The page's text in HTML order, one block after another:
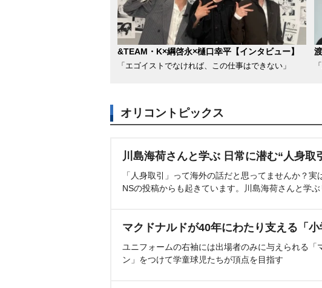
&TEAM・K×綱啓永×樋口幸平【インタビュー】
「エゴイストでなければ、この仕事はできない」
オリコントピックス
川島海荷さんと学ぶ 日常に潜む“人身取
「人身取引」って海外の話だと思ってませんか？
NSの投稿からも起きています。川島海荷さんと学ぶ
マクドナルドが40年にわたり支える「小
ユニフォームの右袖には出場者のみに与えられる「
ン」をつけて学童球児たちが頂点を目指す